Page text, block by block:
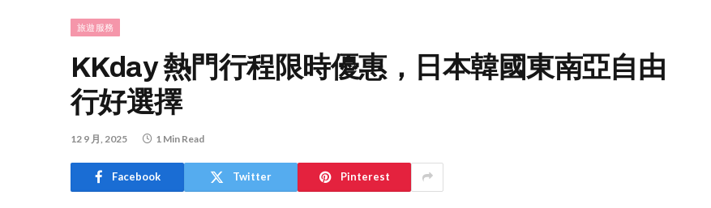
旅遊服務
KKday 熱門行程限時優惠，日本韓國東南亞自由
行好選擇
12 9 月, 2025 1 Min Read
Facebook Twitter Pinterest